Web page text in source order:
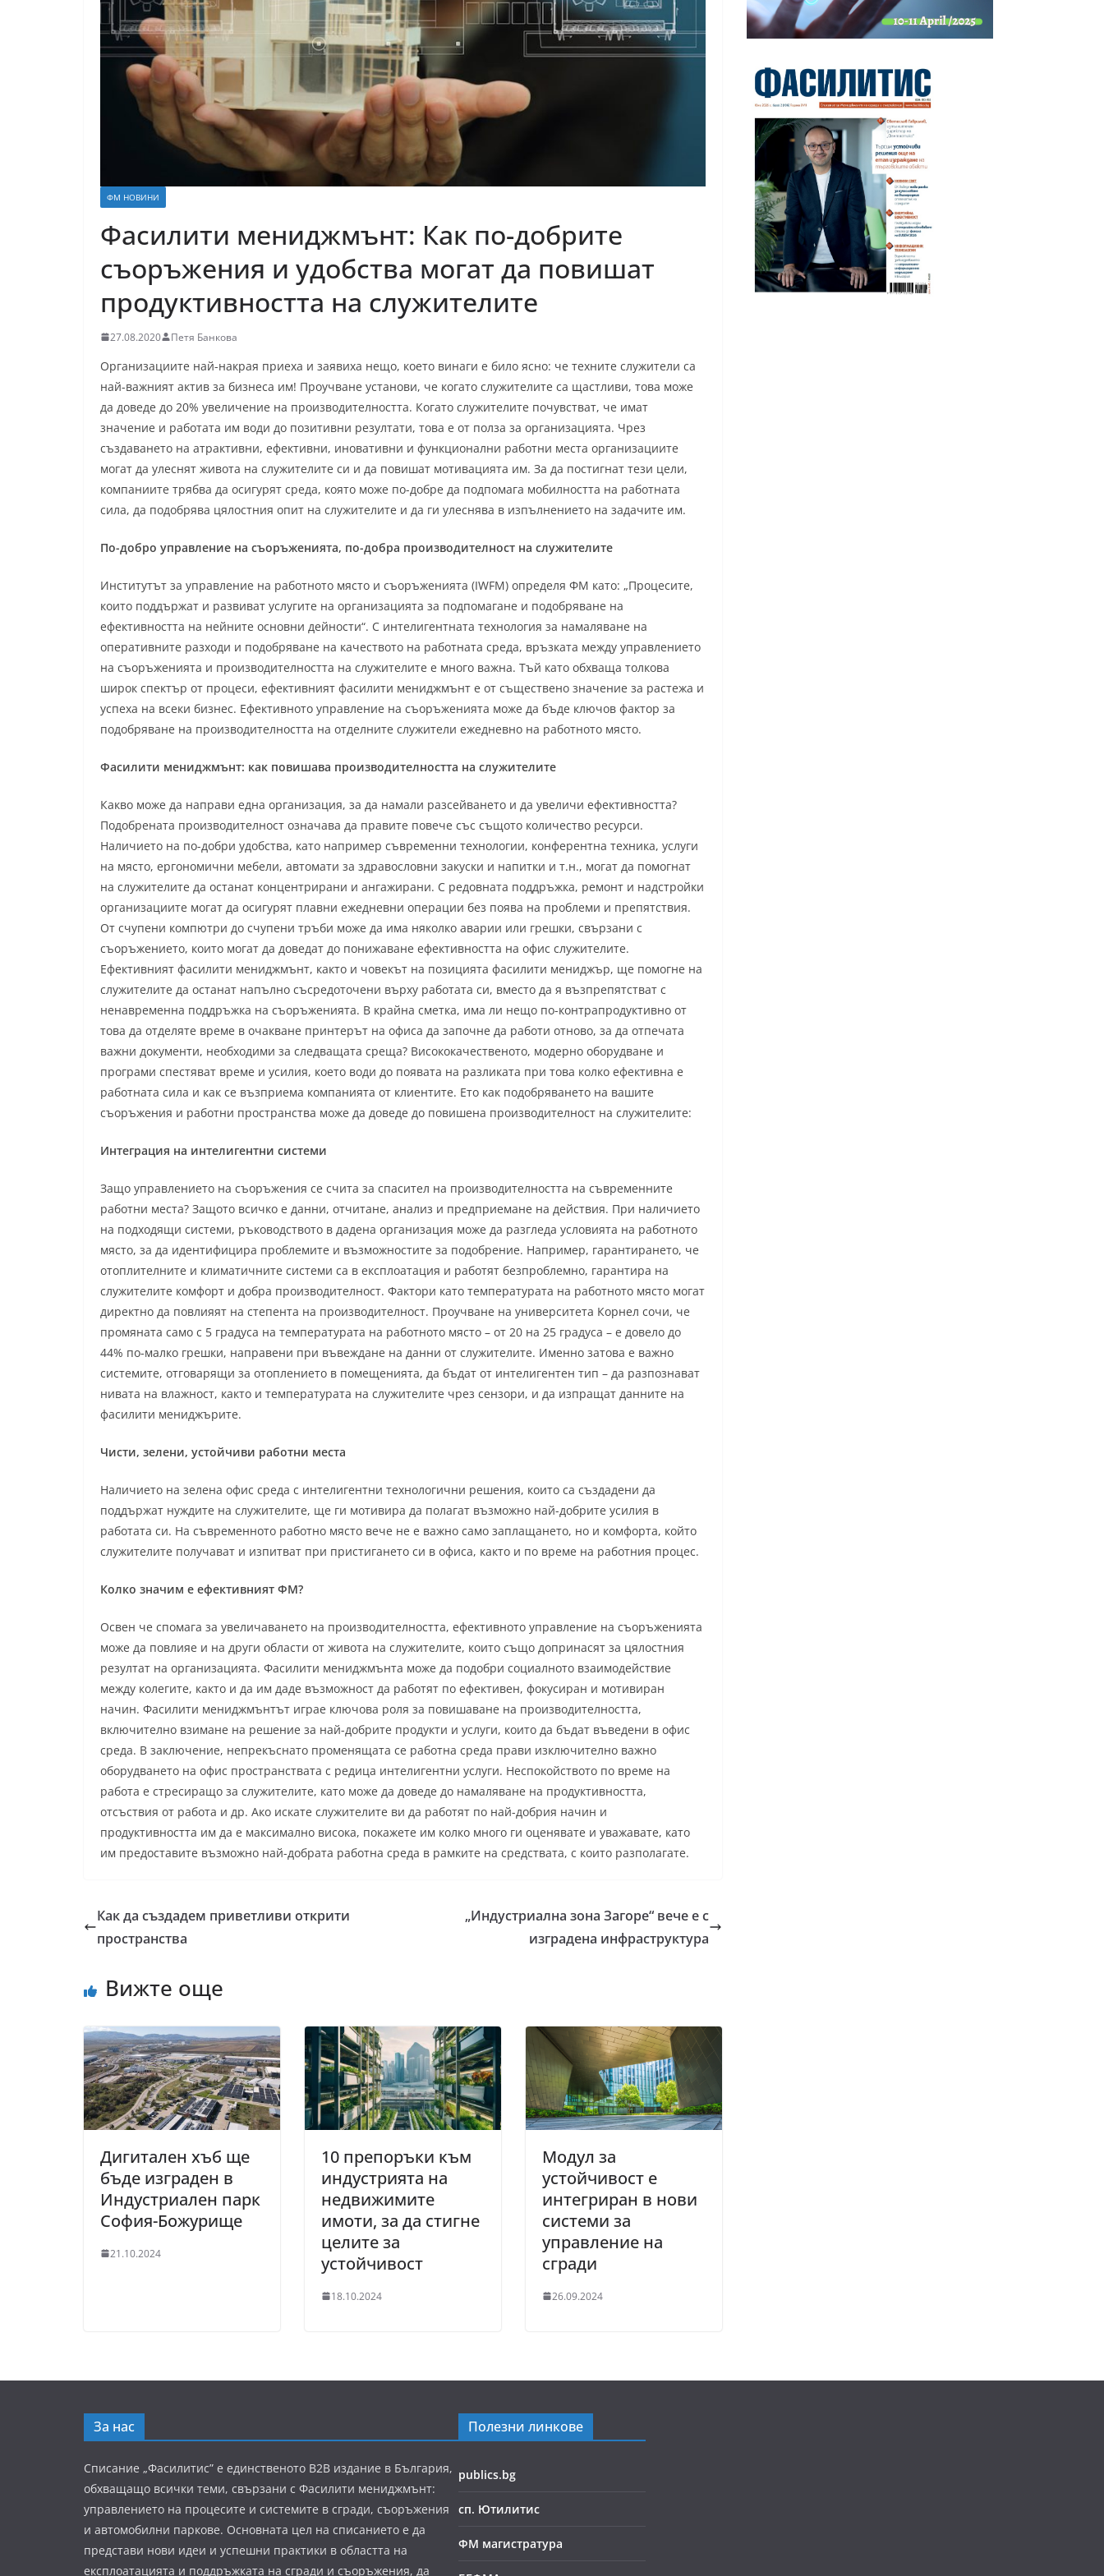
ФМ НОВИНИ
Фасилити мениджмънт: Как по-добрите
съоръжения и удобства могат да повишат
продуктивността на служителите
27.08.2020 Петя Банкова
Организациите най-накрая приеха и заявиха нещо, което винаги е било ясно: че техните служители са
най-важният актив за бизнеса им! Проучване установи, че когато служителите са щастливи, това може
да доведе до 20% увеличение на производителността. Когато служителите почувстват, че имат
значение и работата им води до позитивни резултати, това е от полза за организацията. Чрез
създаването на атрактивни, ефективни, иновативни и функционални работни места организациите
могат да улеснят живота на служителите си и да повишат мотивацията им. За да постигнат тези цели,
компаниите трябва да осигурят среда, която може по-добре да подпомага мобилността на работната
сила, да подобрява цялостния опит на служителите и да ги улеснява в изпълнението на задачите им.
По-добро управление на съоръженията, по-добра производителност на служителите
Институтът за управление на работното място и съоръженията (IWFM) определя ФМ като: „Процесите,
които поддържат и развиват услугите на организацията за подпомагане и подобряване на
ефективността на нейните основни дейности“. С интелигентната технология за намаляване на
оперативните разходи и подобряване на качеството на работната среда, връзката между управлението
на съоръженията и производителността на служителите е много важна. Тъй като обхваща толкова
широк спектър от процеси, ефективният фасилити мениджмънт е от съществено значение за растежа и
успеха на всеки бизнес. Ефективното управление на съоръженията може да бъде ключов фактор за
подобряване на производителността на отделните служители ежедневно на работното място.
Фасилити мениджмънт: как повишава производителността на служителите
Какво може да направи една организация, за да намали разсейването и да увеличи ефективността?
Подобрената производителност означава да правите повече със същото количество ресурси.
Наличието на по-добри удобства, като например съвременни технологии, конферентна техника, услуги
на място, ергономични мебели, автомати за здравословни закуски и напитки и т.н., могат да помогнат
на служителите да останат концентрирани и ангажирани. С редовната поддръжка, ремонт и надстройки
организациите могат да осигурят плавни ежедневни операции без поява на проблеми и препятствия.
От счупени компютри до счупени тръби може да има няколко аварии или грешки, свързани с
съоръжението, които могат да доведат до понижаване ефективността на офис служителите.
Ефективният фасилити мениджмънт, както и човекът на позицията фасилити мениджър, ще помогне на
служителите да останат напълно съсредоточени върху работата си, вместо да я възпрепятстват с
ненавременна поддръжка на съоръженията. В крайна сметка, има ли нещо по-контрапродуктивно от
това да отделяте време в очакване принтерът на офиса да започне да работи отново, за да отпечата
важни документи, необходими за следващата среща? Висококачественото, модерно оборудване и
програми спестяват време и усилия, което води до появата на разликата при това колко ефективна е
работната сила и как се възприема компанията от клиентите. Ето как подобряването на вашите
съоръжения и работни пространства може да доведе до повишена производителност на служителите:
Интеграция на интелигентни системи
Защо управлението на съоръжения се счита за спасител на производителността на съвременните
работни места? Защото всичко е данни, отчитане, анализ и предприемане на действия. При наличието
на подходящи системи, ръководството в дадена организация може да разгледа условията на работното
място, за да идентифицира проблемите и възможностите за подобрение. Например, гарантирането, че
отоплителните и климатичните системи са в експлоатация и работят безпроблемно, гарантира на
служителите комфорт и добра производителност. Фактори като температурата на работното място могат
директно да повлияят на степента на производителност. Проучване на университета Корнел сочи, че
промяната само с 5 градуса на температурата на работното място – от 20 на 25 градуса – е довело до
44% по-малко грешки, направени при въвеждане на данни от служителите. Именно затова е важно
системите, отговарящи за отоплението в помещенията, да бъдат от интелигентен тип – да разпознават
нивата на влажност, както и температурата на служителите чрез сензори, и да изпращат данните на
фасилити мениджърите.
Чисти, зелени, устойчиви работни места
Наличието на зелена офис среда с интелигентни технологични решения, които са създадени да
поддържат нуждите на служителите, ще ги мотивира да полагат възможно най-добрите усилия в
работата си. На съвременното работно място вече не е важно само заплащането, но и комфорта, който
служителите получават и изпитват при пристигането си в офиса, както и по време на работния процес.
Колко значим е ефективният ФМ?
Освен че спомага за увеличаването на производителността, ефективното управление на съоръженията
може да повлияе и на други области от живота на служителите, които също допринасят за цялостния
резултат на организацията. Фасилити мениджмънта може да подобри социалното взаимодействие
между колегите, както и да им даде възможност да работят по ефективен, фокусиран и мотивиран
начин. Фасилити мениджмънтът играе ключова роля за повишаване на производителността,
включително взимане на решение за най-добрите продукти и услуги, които да бъдат въведени в офис
среда. В заключение, непрекъснато променящата се работна среда прави изключително важно
оборудването на офис пространствата с редица интелигентни услуги. Неспокойството по време на
работа е стресиращо за служителите, като може да доведе до намаляване на продуктивността,
отсъствия от работа и др. Ако искате служителите ви да работят по най-добрия начин и
продуктивността им да е максимално висока, покажете им колко много ги оценявате и уважавате, като
им предоставите възможно най-добрата работна среда в рамките на средствата, с които разполагате.
Как да създадем приветливи открити
пространства
„Индустриална зона Загоре“ вече е с
изградена инфраструктура
Вижте още
Дигитален хъб ще
бъде изграден в
Индустриален парк
София-Божурище
21.10.2024
10 препоръки към
индустрията на
недвижимите
имоти, за да стигне
целите за
устойчивост
18.10.2024
Модул за
устойчивост е
интегриран в нови
системи за
управление на
сгради
26.09.2024
За нас
Списание „Фасилитис” е единственото B2B издание в България,
обхващащо всички теми, свързани с Фасилити мениджмънт:
управлението на процесите и системите в сгради, съоръжения
и автомобилни паркове. Основната цел на списанието е да
представи нови идеи и успешни практики в областта на
експлоатацията и поддръжката на сгради и съоръжения, да
Полезни линкове
publics.bg
сп. Ютилитис
ФМ магистратура